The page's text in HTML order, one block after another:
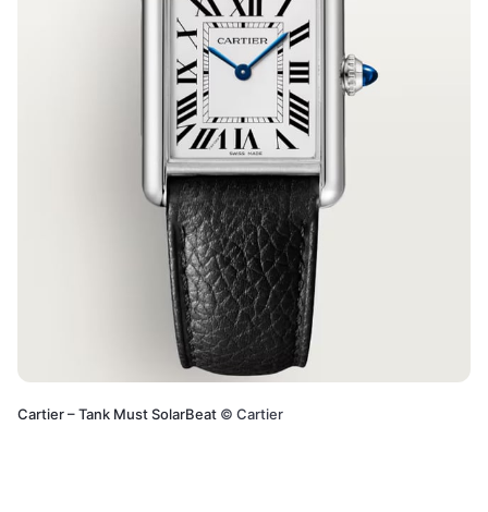
Cartier – Tank Must SolarBeat © Cartier